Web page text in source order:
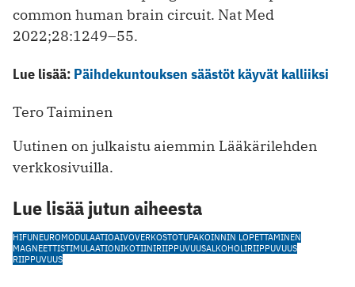
common human brain circuit. Nat Med
2022;28:1249–55.
Lue lisää: Päihdekuntouksen säästöt käyvät kalliiksi
Tero Taiminen
Uutinen on julkaistu aiemmin Lääkärilehden
verkkosivuilla.
Lue lisää jutun aiheesta
HIFUNEUROMODULAATIOAIVOVERKOSTOTUPAKOINNIN LOPETTAMINEN
MAGNEETTISTIMULAATIONIKOTIINIRIIPPUVUUSALKOHOLIRIIPPUVUUS
RIIPPUVUUS